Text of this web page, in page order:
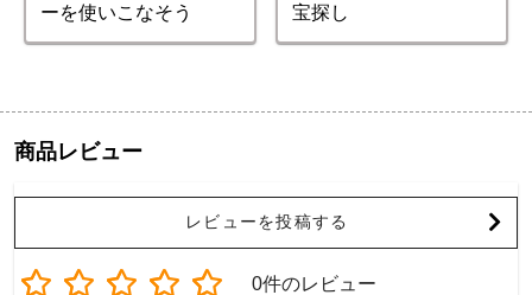
ーを使いこなそう
宝探し
商品レビュー
レビューを投稿する
0件のレビュー